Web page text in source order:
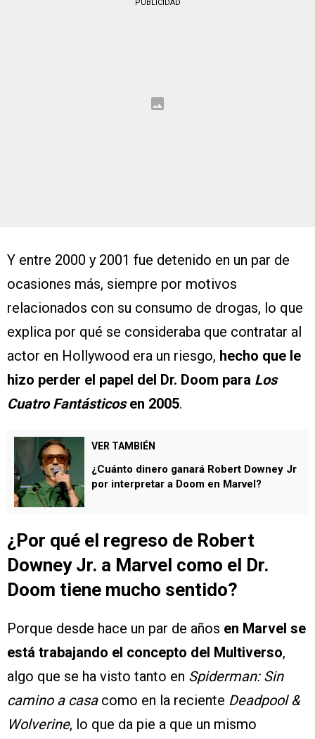
PUBLICIDAD
Y entre 2000 y 2001 fue detenido en un par de
ocasiones más, siempre por motivos
relacionados con su consumo de drogas, lo que
explica por qué se consideraba que contratar al
actor en Hollywood era un riesgo, hecho que le
hizo perder el papel del Dr. Doom para Los
Cuatro Fantásticosen 2005.
VER TAMBIÉN
¿Cuánto dinero ganará Robert Downey Jr
por interpretar a Doom en Marvel?
¿Por qué el regreso de Robert
Downey Jr. a Marvel como el Dr.
Doom tiene mucho sentido?
Porque desde hace un par de años en Marvel se
está trabajando el concepto del Multiverso,
algo que se ha visto tanto en Spiderman: Sin
camino a casacomo en la reciente Deadpool &
Wolverine, lo que da pie a que un mismo